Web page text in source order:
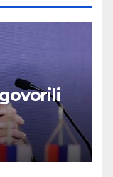
svim